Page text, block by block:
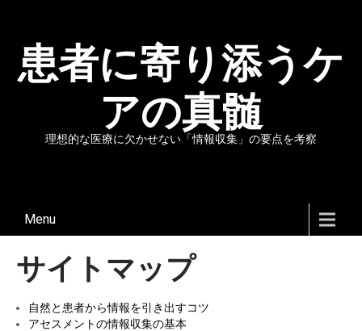
患者に寄り添うケ
アの真髄
理想的な医療に欠かせない「情報収集」の要点を考察
Menu
サイトマップ
自然と患者から情報を引き出すコツ
アセスメントの情報収集の基本